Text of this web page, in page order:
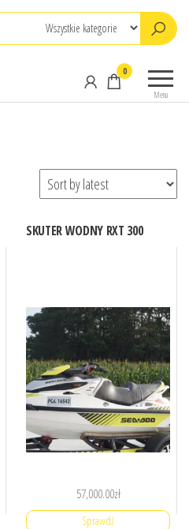
Menu
0
SKUTER WODNY RXT 300
57,000.00zł
Sprawdź